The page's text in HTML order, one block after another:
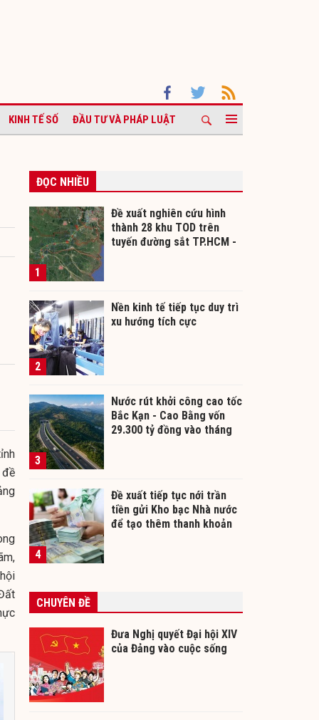
KINH TẾ SỐ ĐẦU TƯ VÀ PHÁP LUẬT
ĐỌC NHIỀU
1
Đề xuất nghiên cứu hình
thành 28 khu TOD trên
tuyến đường sắt TP.HCM -
2
Nền kinh tế tiếp tục duy trì
xu hướng tích cực
3
Nước rút khởi công cao tốc
Bắc Kạn - Cao Bằng vốn
29.300 tỷ đồng vào tháng
4
Đề xuất tiếp tục nới trần
tiền gửi Kho bạc Nhà nước
để tạo thêm thanh khoản
CHUYÊN ĐỀ
Đưa Nghị quyết Đại hội XIV
của Đảng vào cuộc sống